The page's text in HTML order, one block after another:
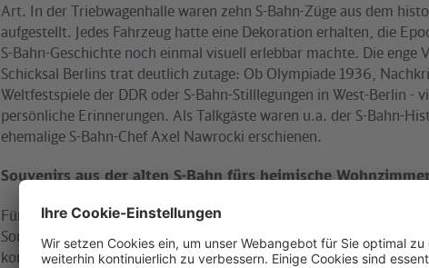
Art. In der Triebwagenhalle waren zehn S-Bahn-Züge aus dem
aufgestellt. Jedes Fahrzeug hatte eine Dekoration erhalten, die
S-Bahn-Geschichte noch einmal visuell erlebbar machte. Die enge
Schicksal Berlins trat deutlich zutage: Ob Olympiade 1936,
Weltfestspiele der DDR oder S-Bahn-Stilllegungen in West-Berlin -
persönliche Erinnerungen. Als Talkgäste waren u.a. der S-Bahn-
ehemalige S-Bahn-Chef Axel Nawrocki erschienen.
Souvenirs aus der alten S-Bahn fürs heimische
Für Eisenbahnfans gab es neben der Triebwagenhalle einen
Souvenirhändler, Vereine und Verbände präsentierten. Aus einem
konnten Fans Originalteile vom Türgriff, über die Sitzbank bis zur